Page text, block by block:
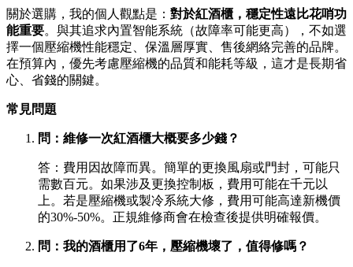
關於選購，我的個人觀點是： 對於紅酒櫃，穩定性遠比花哨功
能重要。與其追求內置智能系統（故障率可能更高），不如選
擇一個壓縮機性能穩定、保溫層厚實、售後網絡完善的品牌。
在預算內，優先考慮壓縮機的品質和能耗等級，這才是長期省
心、省錢的關鍵。
常見問題
問：維修一次紅酒櫃大概要多少錢？
答：費用因故障而異。簡單的更換風扇或門封，可能只
需數百元。如果涉及更換控制板，費用可能在千元以
上。若是壓縮機或製冷系統大修，費用可能高達新機價
的30%-50%。正規維修商會在檢查後提供明確報價。
問：我的酒櫃用了6年，壓縮機壞了，值得修嗎？